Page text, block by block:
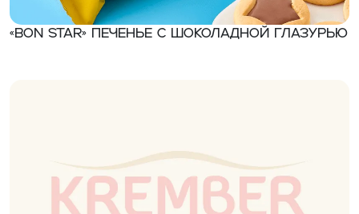
«BON STAR» Печенье с шоколадной глазурью